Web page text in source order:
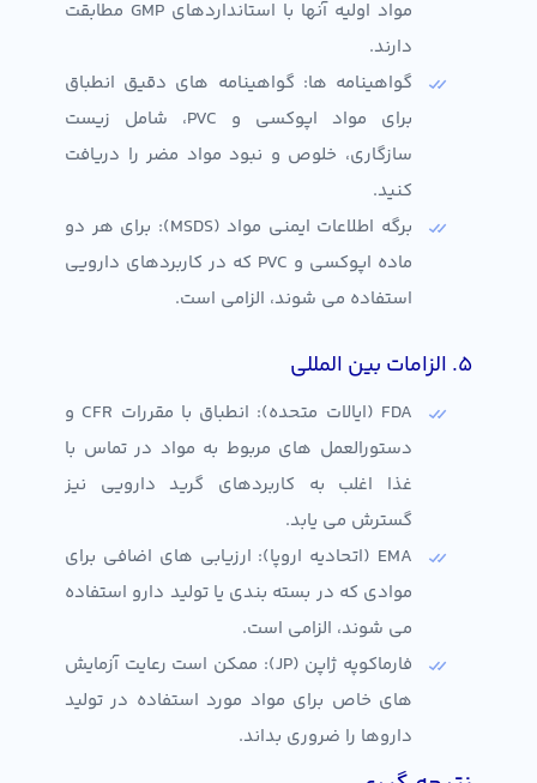
مواد اولیه آنها با استانداردهای GMP مطابقت
دارند.
گواهینامه ها: گواهینامه های دقیق انطباق
برای مواد اپوکسی و PVC، شامل زیست
سازگاری، خلوص و نبود مواد مضر را دریافت
کنید.
برگه اطلاعات ایمنی مواد (MSDS): برای هر دو
ماده اپوکسی و PVC که در کاربردهای دارویی
استفاده می شوند، الزامی است.
۵. الزامات بین المللی
FDA (ایالات متحده): انطباق با مقررات CFR و
دستورالعمل های مربوط به مواد در تماس با
غذا اغلب به کاربردهای گرید دارویی نیز
گسترش می یابد.
EMA (اتحادیه اروپا): ارزیابی های اضافی برای
موادی که در بسته بندی یا تولید دارو استفاده
می شوند، الزامی است.
فارماکوپه ژاپن (JP): ممکن است رعایت آزمایش
های خاص برای مواد مورد استفاده در تولید
داروها را ضروری بداند.